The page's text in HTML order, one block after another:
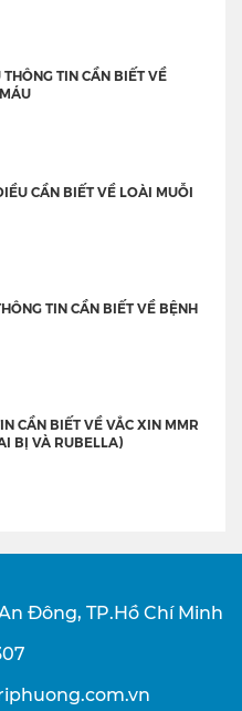
TIN CẦN BIẾT VỀ
CẦN BIẾT VỀ LOÀI MUỖI
TIN CẦN BIẾT VỀ BỆNH
CẦN BIẾT VỀ VẮC XIN MMR
BỊ VÀ RUBELLA)
Đông, TP.Hồ Chí Minh